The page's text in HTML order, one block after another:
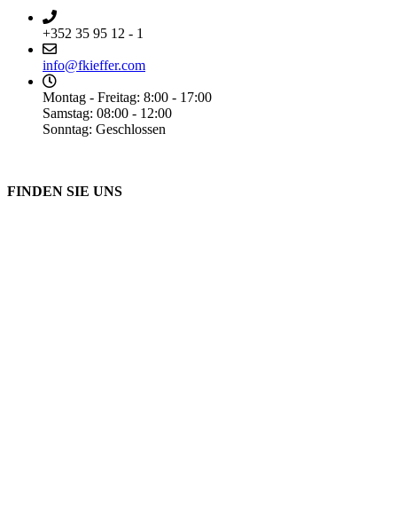
+352 35 95 12 - 1
info@fkieffer.com
Montag - Freitag: 8:00 - 17:00
Samstag: 08:00 - 12:00
Sonntag: Geschlossen
FINDEN SIE UNS